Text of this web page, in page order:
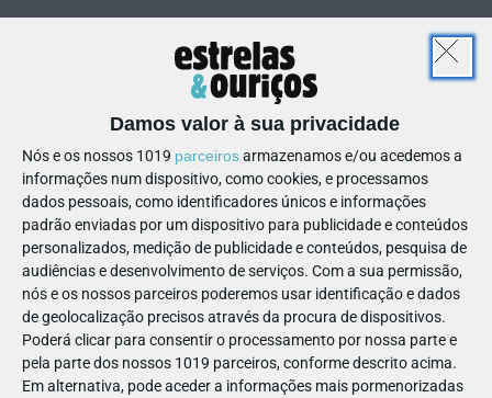
Damos valor à sua privacidade
Nós e os nossos 1019 parceirosarmazenamos e/ou acedemos a
informações num dispositivo, como cookies, e processamos
dados pessoais, como identificadores únicos e informações
padrão enviadas por um dispositivo para publicidade e conteúdos
personalizados, medição de publicidade e conteúdos, pesquisa de
audiências e desenvolvimento de serviços. Com a sua permissão,
nós e os nossos parceiros poderemos usar identificação e dados
de geolocalização precisos através da procura de dispositivos.
Poderá clicar para consentir o processamento por nossa parte e
pela parte dos nossos 1019 parceiros, conforme descrito acima.
Em alternativa, pode aceder a informações mais pormenorizadas
17